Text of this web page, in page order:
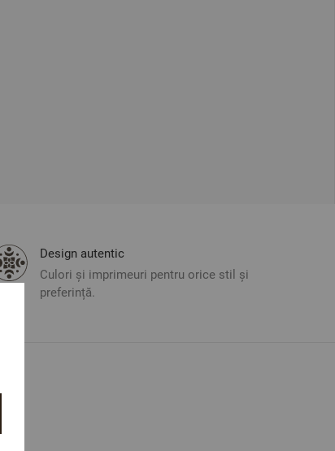
Design autentic
Culori și imprimeuri pentru orice stil și
preferință.